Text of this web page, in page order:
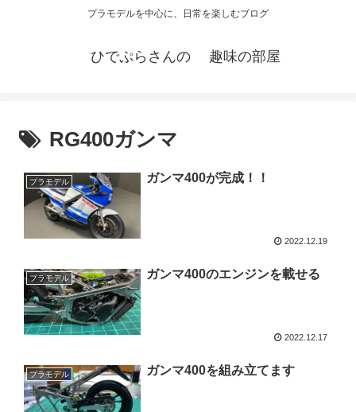
プラモデルを中心に、日常を楽しむブログ
ひでぷらさんの 趣味の部屋
RG400ガンマ
プラモデル ガンマ400が完成！！
2022.12.19
プラモデル ガンマ400のエンジンを載せる
2022.12.17
プラモデル ガンマ400を組み立てます